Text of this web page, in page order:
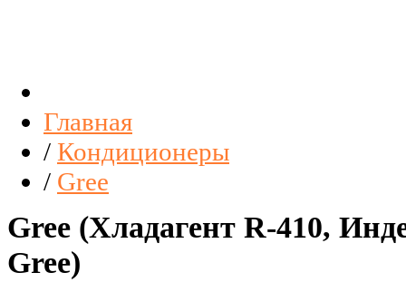
Главная
/ Кондиционеры
/ Gree
Gree (Хладагент R-410,
Gree)